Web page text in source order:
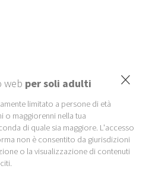
×
web per soli adulti
limitato a persone di età
o maggiorenni nella tua
di quale sia maggiore. L'accesso
non è consentito da giurisdizioni
o la visualizzazione di contenuti